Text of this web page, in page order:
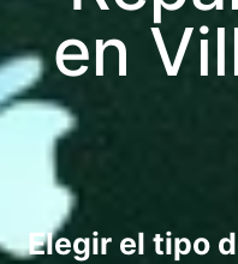
en
Elegir el tipo